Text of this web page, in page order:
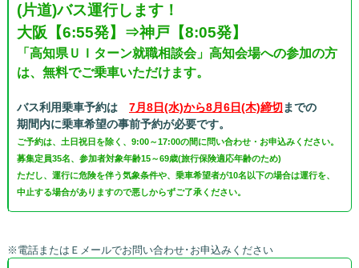
(片道)バス運行します！
大阪【6:55発】⇒神戸【8:05発】
「高知県ＵＩターン就職相談会」高知会場への参加の方
は、無料でご乗車いただけます。
バス利用乗車予約は 7月8日(水)から8月6日(木)締切 までの
期間内に乗車希望の事前予約が必要です。
ご予約は、土日祝日を除く、9:00～17:00の間に問い合わせ・お申込みください。
募集定員35名、参加者対象年齢15～69歳(旅行保険適応年齢のため)
ただし、運行に危険を伴う気象条件や、乗車希望者が10名以下の場合は運行を、
中止する場合がありますので悪しからずご了承ください。
※電話またはＥメールでお問い合わせ･お申込みください